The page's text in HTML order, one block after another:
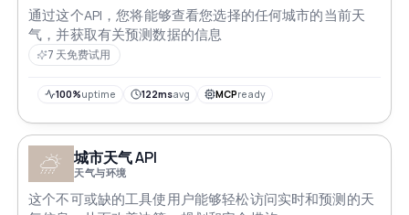
通过这个API，您将能够查看您选择的任何城市的当前天
气，并获取有关预测数据的信息
7 天免费试用
100%uptime 122msavg MCPready
城市天气 API
天气与环境
这个不可或缺的工具使用户能够轻松访问实时和预测的天